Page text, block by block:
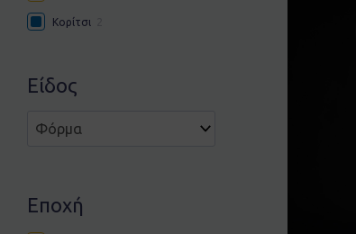
Κορίτσι
Είδος
Εποχή